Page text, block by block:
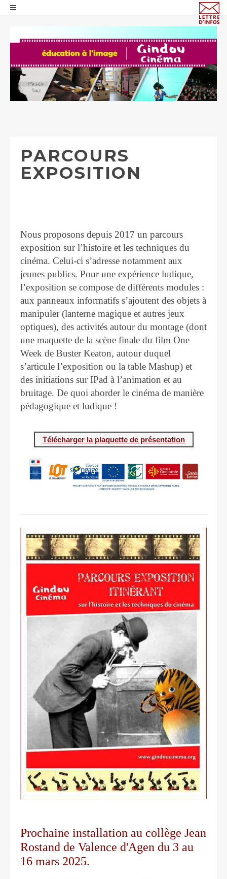
PARCOURS
EXPOSITION
Nous proposons depuis 2017 un parcours
exposition sur l’histoire et les techniques du
cinéma. Celui-ci s’adresse notamment aux
jeunes publics. Pour une expérience ludique,
l’exposition se compose de différents modules :
aux panneaux informatifs s’ajoutent des objets à
manipuler (lanterne magique et autres jeux
optiques), des activités autour du montage (dont
une maquette de la scène finale du film One
Week de Buster Keaton, autour duquel
s’articule l’exposition ou la table Mashup) et
des initiations sur IPad à l’animation et au
bruitage. De quoi aborder le cinéma de manière
pédagogique et ludique !
Télécharger la plaquette de présentation
Prochaine installation au collège Jean
Rostand de Valence d'Agen du 3 au
16 mars 2025.